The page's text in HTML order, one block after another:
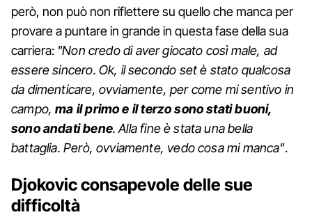
però, non può non riflettere su quello che manca per
provare a puntare in grande in questa fase della sua
carriera: "Non credo di aver giocato così male, ad
essere sincero. Ok, il secondo set è stato qualcosa
da dimenticare, ovviamente, per come mi sentivo in
campo,ma il primo e il terzo sono stati buoni,
sono andati bene. Alla fine è stata una bella
battaglia. Però, ovviamente, vedo cosa mi manca".
Djokovic consapevole delle sue
difficoltà